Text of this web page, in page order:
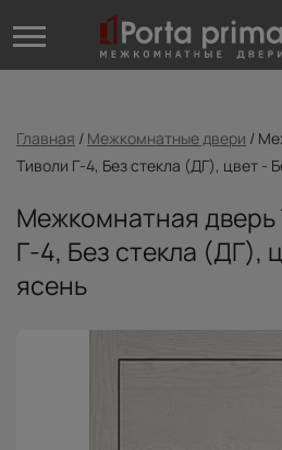
Главная / Межкомнатные двери /
Тиволи Г-4, Без стекла (ДГ), цвет -
Межкомнатная дверь
Г-4, Без стекла (ДГ),
ясень